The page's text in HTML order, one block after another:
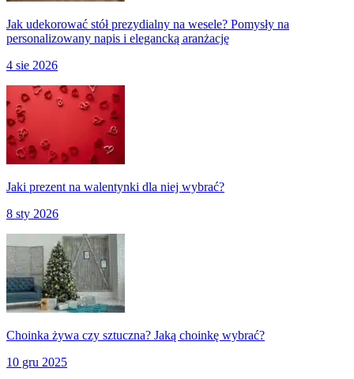
Jak udekorować stół prezydialny na wesele? Pomysły na
personalizowany napis i elegancką aranżację
4 sie 2026
Jaki prezent na walentynki dla niej wybrać?
8 sty 2026
Choinka żywa czy sztuczna? Jaką choinkę wybrać?
10 gru 2025